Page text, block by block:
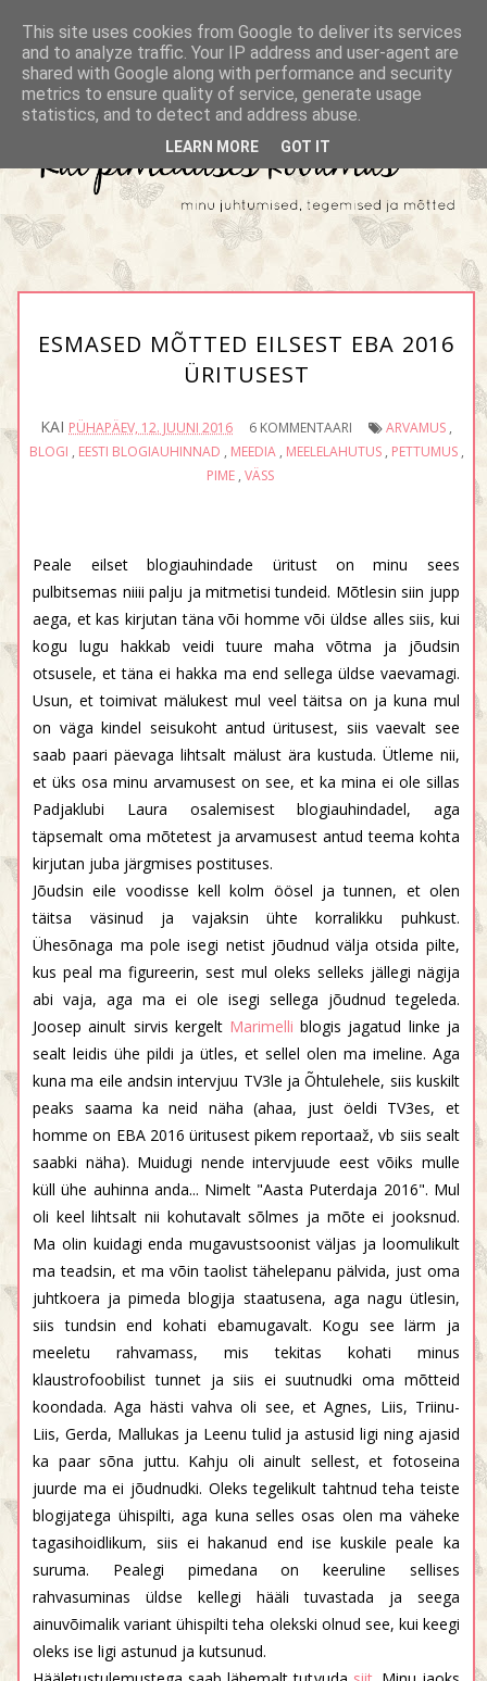
ESMASED MÕTTED EILSEST EBA 2016
ÜRITUSEST
KAI PÜHAPÄEV, 12. JUUNI 2016 6 KOMMENTAARI ARVAMUS ,
BLOGI , EESTI BLOGIAUHINNAD , MEEDIA, MEELELAHUTUS, PETTUMUS,
PIME, VÄSS
Peale eilset blogiauhindade üritust on minu sees
pulbitsemas niiii palju ja mitmetisi tundeid. Mõtlesin siin jupp
aega, et kas kirjutan täna või homme või üldse alles siis, kui
kogu lugu hakkab veidi tuure maha võtma ja jõudsin
otsusele, et täna ei hakka ma end sellega üldse vaevamagi.
Usun, et toimivat mälukest mul veel täitsa on ja kuna mul
on väga kindel seisukoht antud üritusest, siis vaevalt see
saab paari päevaga lihtsalt mälust ära kustuda. Ütleme nii,
et üks osa minu arvamusest on see, et ka mina ei ole sillas
Padjaklubi Laura osalemisest blogiauhindadel, aga
täpsemalt oma mõtetest ja arvamusest antud teema kohta
kirjutan juba järgmises postituses.
Jõudsin eile voodisse kell kolm öösel ja tunnen, et olen
täitsa väsinud ja vajaksin ühte korralikku puhkust.
Ühesõnaga ma pole isegi netist jõudnud välja otsida pilte,
kus peal ma figureerin, sest mul oleks selleks jällegi nägija
abi vaja, aga ma ei ole isegi sellega jõudnud tegeleda.
Joosep ainult sirvis kergelt Marimelliblogis jagatud linke ja
sealt leidis ühe pildi ja ütles, et sellel olen ma imeline. Aga
kuna ma eile andsin intervjuu TV3le ja Õhtulehele, siis kuskilt
peaks saama ka neid näha (ahaa, just öeldi TV3es, et
homme on EBA 2016 üritusest pikem reportaaž, vb siis sealt
saabki näha). Muidugi nende intervjuude eest võiks mulle
küll ühe auhinna anda... Nimelt "Aasta Puterdaja 2016". Mul
oli keel lihtsalt nii kohutavalt sõlmes ja mõte ei jooksnud.
Ma olin kuidagi enda mugavustsoonist väljas ja loomulikult
ma teadsin, et ma võin taolist tähelepanu pälvida, just oma
juhtkoera ja pimeda blogija staatusena, aga nagu ütlesin,
siis tundsin end kohati ebamugavalt. Kogu see lärm ja
meeletu rahvamass, mis tekitas kohati minus
klaustrofoobilist tunnet ja siis ei suutnudki oma mõtteid
koondada. Aga hästi vahva oli see, et Agnes, Liis, Triinu-
Liis, Gerda, Mallukas ja Leenu tulid ja astusid ligi ning ajasid
ka paar sõna juttu. Kahju oli ainult sellest, et fotoseina
juurde ma ei jõudnudki. Oleks tegelikult tahtnud teha teiste
blogijatega ühispilti, aga kuna selles osas olen ma väheke
tagasihoidlikum, siis ei hakanud end ise kuskile peale ka
suruma. Pealegi pimedana on keeruline sellises
rahvasuminas üldse kellegi hääli tuvastada ja seega
ainuvõimalik variant ühispilti teha olekski olnud see, kui keegi
oleks ise ligi astunud ja kutsunud.
This site uses cookies from Google to deliver its services
and to analyze traffic. Your IP address and user-agent are
shared with Google along with performance and security
metrics to ensure quality of service, generate usage
statistics, and to detect and address abuse.
LEARN MORE GOT IT